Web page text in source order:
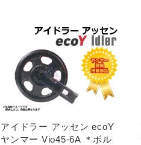
アイドラー アッセン ecoY
ヤンマー Vio45-6A ＊ボル